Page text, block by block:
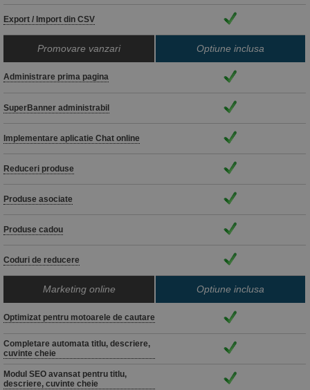
Export / Import din CSV
Promovare vanzari Optiune inclusa
Administrare prima pagina
SuperBanner administrabil
Implementare aplicatie Chat online
Reduceri produse
Produse asociate
Produse cadou
Coduri de reducere
Marketing online Optiune inclusa
Optimizat pentru motoarele de cautare
Completare automata titlu, descriere,
cuvinte cheie
Modul SEO avansat pentru titlu,
descriere, cuvinte cheie